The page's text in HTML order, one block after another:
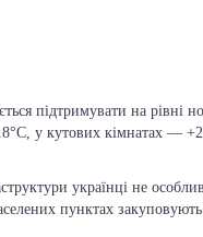
підтримувати на рівні
у кутових кімнатах —
українці не
пунктах закуповують